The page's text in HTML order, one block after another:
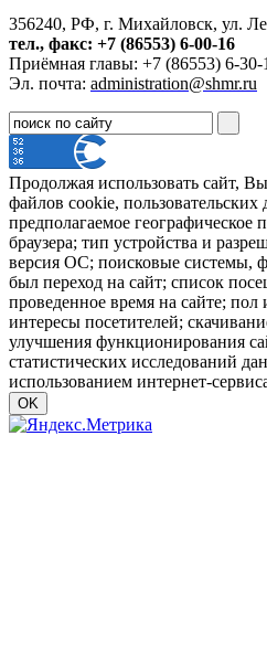
356240, РФ, г. Михайловск, ул.
тел., факс: +7 (86553) 6-00-16
Приёмная главы: +7 (86553) 6-30-
Эл. почта: administration@shmr.ru
Продолжая использовать сайт,
файлов cookie, пользовательских
предполагаемое географическое
браузера; тип устройства и
версия ОС; поисковые системы,
был переход на сайт; список
проведенное время на сайте; пол
интересы посетителей;
улучшения функционирования
статистических исследований
использованием интернет-
OK